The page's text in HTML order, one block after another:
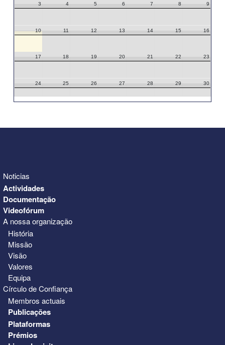
3 4 5 6 7 8 9
10 11 12 13 14 15 16
17 18 19 20 21 22 23
24 25 26 27 28 29 30
Noticias
Actividades
Documentação
Videofórum
A nossa organização
História
Missão
Visão
Valores
Equipa
Círculo de Confiança
Membros actuais
Publicações
Plataformas
Prémios